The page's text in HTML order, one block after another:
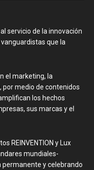
servicio de la innovación
que la
el marketing, la
por medio de contenidos
los hechos
sus marcas y el
REINVENTION y Lux
mundiales-
y celebrando